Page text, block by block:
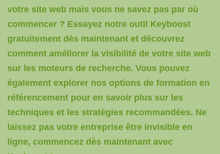
votre site web mais vous ne savez pas par où
commencer ? Essayez notre outil Keyboost
gratuitement dès maintenant et découvrez
comment améliorer la visibilité de votre site web
sur les moteurs de recherche. Vous pouvez
également explorer nos options de formation en
référencement pour en savoir plus sur les
techniques et les stratégies recommandées. Ne
laissez pas votre entreprise être invisible en
ligne, commencez dès maintenant avec